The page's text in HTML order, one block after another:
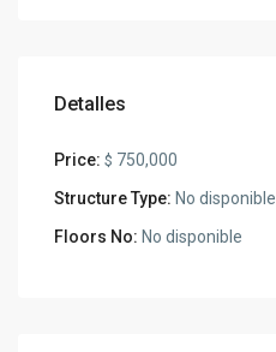
Detalles
Price: $ 750,000
Structure Type: No disponible
Floors No: No disponible